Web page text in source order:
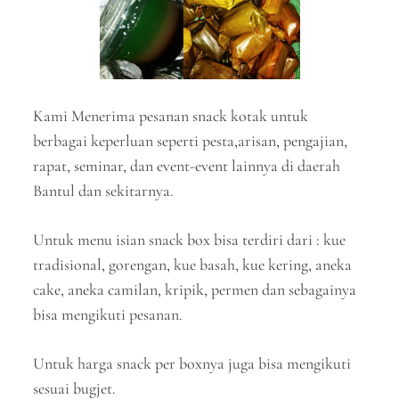
Kami Menerima pesanan snack kotak untuk
berbagai keperluan seperti pesta,arisan, pengajian,
rapat, seminar, dan event-event lainnya di daerah
Bantul dan sekitarnya.
Untuk menu isian snack box bisa terdiri dari : kue
tradisional, gorengan, kue basah, kue kering, aneka
cake, aneka camilan, kripik, permen dan sebagainya
bisa mengikuti pesanan.
Untuk harga snack per boxnya juga bisa mengikuti
sesuai bugjet.